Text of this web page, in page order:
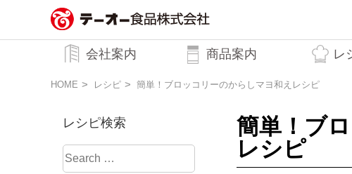
務用調味料・香辛料メーカーのテーオ
ー食品株式会社
会社案内 商品案内 レ
HOME レシピ 簡単！ブロッコリーのからしマヨ和えレシピ
レシピ検索
簡単！ブ
レシピ